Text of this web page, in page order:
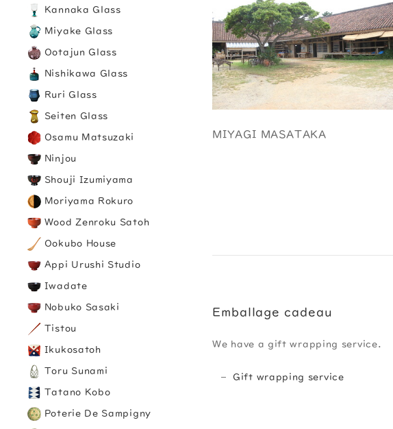
Kannaka Glass
Miyake Glass
Ootajun Glass
Nishikawa Glass
Ruri Glass
Seiten Glass
Osamu Matsuzaki
Ninjou
Shouji Izumiyama
Moriyama Rokuro
Wood Zenroku Satoh
Ookubo House
Appi Urushi Studio
Iwadate
Nobuko Sasaki
Tistou
Ikukosatoh
Toru Sunami
Tatano Kobo
Poterie De Sampigny
MIYAGI MASATAKA
Emballage cadeau
We have a gift wrapping service.
Gift wrapping service